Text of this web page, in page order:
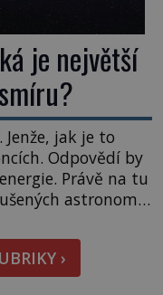
je největší
jak je to
Odpovědí by
Právě na tu
astronomů.
kometu!
a Gary Bernstein
snímky v rámci
›